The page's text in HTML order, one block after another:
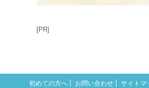
[PR]
初めての方へ お問い合わせ サイトマ